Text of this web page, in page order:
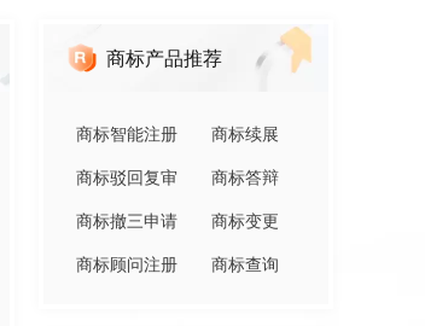
商标产品推荐
商标智能注册
商标续展
商标驳回复审
商标答辩
商标撤三申请
商标变更
商标顾问注册
商标查询